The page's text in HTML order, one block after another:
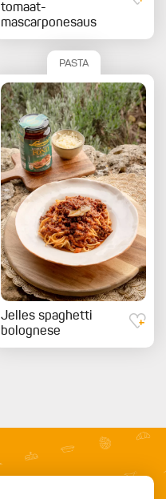
tomaat-
mascarponesaus
PASTA
Jelles spaghetti
bolognese